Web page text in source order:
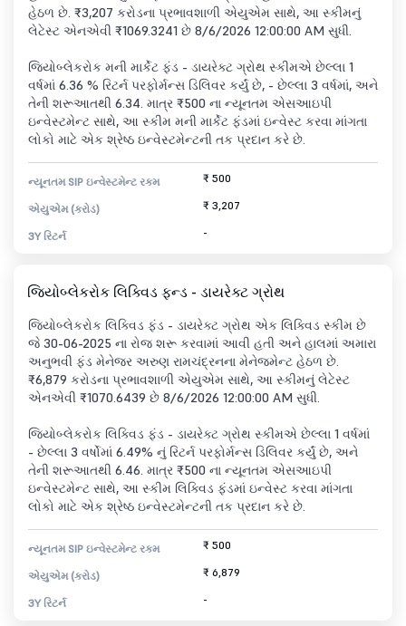
હેઠળ છે. ₹3,207 કરોડના પ્રભાવશાળી એયુએમ સાથે, આ સ્કીમનું
લેટેસ્ટ એનએવી ₹1069.3241 છે 8/6/2026 12:00:00 AM સુધી.
જિયોબ્લેકરોક મની માર્કેટ ફંડ - ડાયરેક્ટ ગ્રોથ સ્કીમએ છેલ્લા 1
વર્ષમાં 6.36 % રિટર્ન પરફોર્મન્સ ડિલિવર કર્યું છે, - છેલ્લા 3 વર્ષમાં, અને
તેની શરૂઆતથી 6.34. માત્ર ₹500 ના ન્યૂનતમ એસઆઇપી
ઇન્વેસ્ટમેન્ટ સાથે, આ સ્કીમ મની માર્કેટ ફંડમાં ઇન્વેસ્ટ કરવા માંગતા
લોકો માટે એક શ્રેષ્ઠ ઇન્વેસ્ટમેન્ટની તક પ્રદાન કરે છે.
ન્યૂનતમ SIP ઇન્વેસ્ટમેન્ટ રકમ ₹ 500
એયુએમ (કરોડ) ₹ 3,207
3Y રિટર્ન -
જિયોબ્લેકરોક લિક્વિડ ફન્ડ - ડાયરેક્ટ ગ્રોથ
જિયોબ્લેકરોક લિક્વિડ ફંડ - ડાયરેક્ટ ગ્રોથ એક લિક્વિડ સ્કીમ છે
જે 30-06-2025 ના રોજ શરૂ કરવામાં આવી હતી અને હાલમાં અમારા
અનુભવી ફંડ મેનેજર અરુણ રામચંદ્રનના મેનેજમેન્ટ હેઠળ છે.
₹6,879 કરોડના પ્રભાવશાળી એયુએમ સાથે, આ સ્કીમનું લેટેસ્ટ
એનએવી ₹1070.6439 છે 8/6/2026 12:00:00 AM સુધી.
જિયોબ્લેકરોક લિક્વિડ ફંડ - ડાયરેક્ટ ગ્રોથ સ્કીમએ છેલ્લા 1 વર્ષમાં
- છેલ્લા 3 વર્ષોમાં 6.49% નું રિટર્ન પરફોર્મન્સ ડિલિવર કર્યું છે, અને
તેની શરૂઆતથી 6.46. માત્ર ₹500 ના ન્યૂનતમ એસઆઇપી
ઇન્વેસ્ટમેન્ટ સાથે, આ સ્કીમ લિક્વિડ ફંડમાં ઇન્વેસ્ટ કરવા માંગતા
લોકો માટે એક શ્રેષ્ઠ ઇન્વેસ્ટમેન્ટની તક પ્રદાન કરે છે.
ન્યૂનતમ SIP ઇન્વેસ્ટમેન્ટ રકમ ₹ 500
એયુએમ (કરોડ) ₹ 6,879
3Y રિટર્ન -